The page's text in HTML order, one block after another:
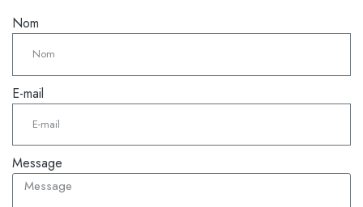
Nom
E-mail
Message